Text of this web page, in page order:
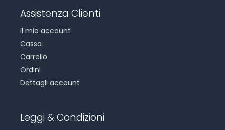
Assistenza Clienti
Il mio account
Cassa
Carrello
Ordini
Dettagli account
Leggi & Condizioni